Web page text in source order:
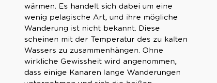
wärmen. Es handelt sich dabei um eine
wenig pelagische Art, und ihre mögliche
Wanderung ist nicht bekannt. Diese
scheinen mit der Temperatur des zu kalten
Wassers zu zusammenhängen. Ohne
wirkliche Gewissheit wird angenommen,
dass einige Kanaren lange Wanderungen